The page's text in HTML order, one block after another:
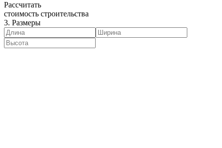
Рассчитать
стоимость строительства
3. Размеры